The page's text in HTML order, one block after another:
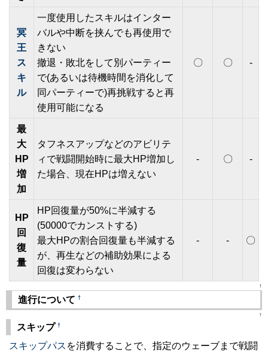
冥
王
ス
キ
ル
一度使用したスキルはインター
バルや中断を挟んでも再使用で
きない
撤退・敗北をして別パーティー
で(あるいは待機時間を消化して
同パーティーで)再挑戦すると再
使用可能になる
〇 〇 -
最
大
HP
増
加
タフネスアップなどのアビリテ
ィで戦闘開始時に最大HP増加し
た場合、現在HPは増えない
- 〇 -
HP
回
復
量
HP回復量が50%に半減する
(50000でカンストする)
最大HPの割合回復量も半減する
が、再生などの補助効果による
回復は変わらない
- - 〇
↑
進行について †
↑
スキップ †
スキップパス を消費することで、指定のウェーブまで戦闘